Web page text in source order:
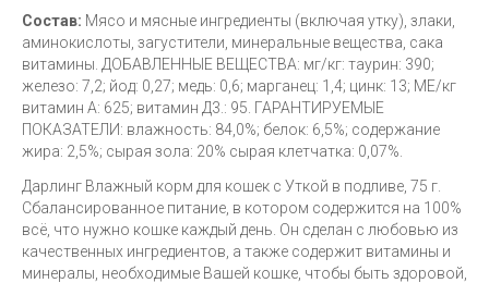
Состав: Мясо и мясные ингредиенты (включая утку), злаки,
аминокислоты, загустители, минеральные вещества, сака
витамины. ДОБАВЛЕННЫЕ ВЕЩЕСТВА: мг/кг: таурин: 390;
железо: 7,2; йод: 0,27; медь: 0,6; марганец: 1,4; цинк: 13; МЕ/кг
витамин А: 625; витамин Д3.: 95. ГАРАНТИРУЕМЫЕ
ПОКАЗАТЕЛИ: влажность: 84,0%; белок: 6,5%; содержание
жира: 2,5%; сырая зола: 20% сырая клетчатка: 0,07%.
Дарлинг Влажный корм для кошек с Уткой в подливе, 75 г.
Сбалансированное питание, в котором содержится на 100%
всё, что нужно кошке каждый день. Он сделан с любовью из
качественных ингредиентов, а также содержит витамины и
минералы, необходимые Вашей кошке, чтобы быть здоровой,